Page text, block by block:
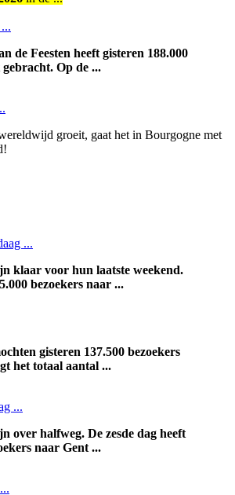
de Feesten heeft gisteren 188.000
Op de ...
groeit, gaat het in Bourgogne met
...
klaar voor hun laatste weekend.
bezoekers naar ...
gisteren 137.500 bezoekers
het totaal aantal ...
...
over halfweg. De zesde dag heeft
naar Gent ...